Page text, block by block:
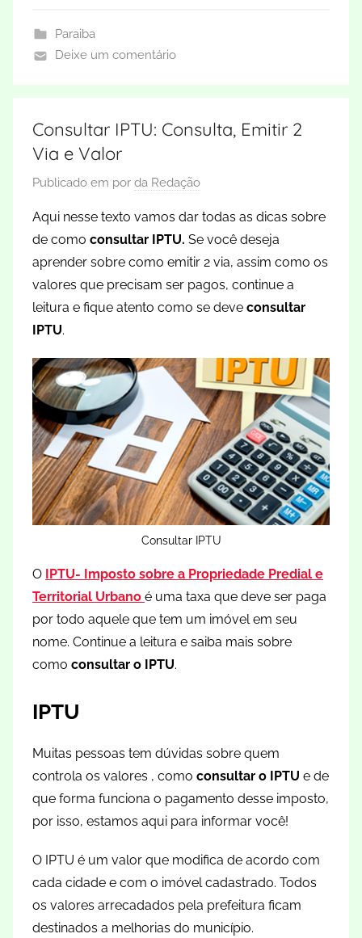
Paraiba
Deixe um comentário
Consultar IPTU: Consulta, Emitir 2
Via e Valor
Publicado em por da Redação
Aqui nesse texto vamos dar todas as dicas sobre
de como consultar IPTU. Se você deseja
aprender sobre como emitir 2 via, assim como os
valores que precisam ser pagos, continue a
leitura e fique atento como se deve consultar
IPTU.
Consultar IPTU
O
IPTU- Imposto sobre a Propriedade Predial e
Territorial Urbano é uma taxa que deve ser paga
por todo aquele que tem um imóvel em seu
nome. Continue a leitura e saiba mais sobre
como consultar o IPTU.
IPTU
Muitas pessoas tem dúvidas sobre quem
controla os valores , como consultar o IPTU e de
que forma funciona o pagamento desse imposto,
por isso, estamos aqui para informar você!
O IPTU é um valor que modifica de acordo com
cada cidade e com o imóvel cadastrado. Todos
os valores arrecadados pela prefeitura ficam
destinados a melhorias do município.